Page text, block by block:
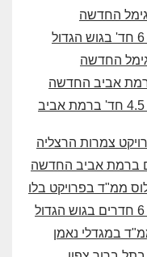
דופלקס פנטהאוז 4.5 חד' ברמת אביב